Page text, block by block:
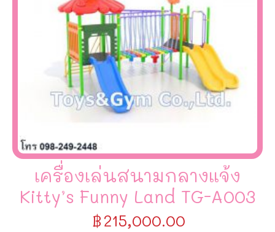
เครื่องเล่นสนามกลางแจ้ง
Kitty’s Funny Land TG-A003
฿215,000.00